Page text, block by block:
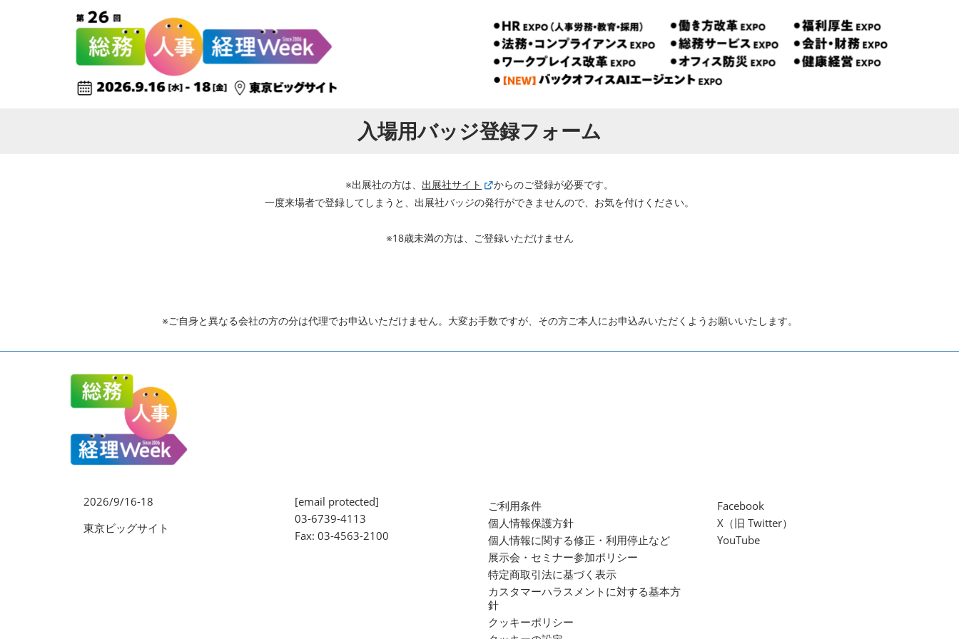
入場用バッジ登録フォーム
※出展社の方は、 出展社サイト
からのご登録が必要です。
一度来場者で登録してしまうと、出展社バッジの発行ができませんので、お気を付けください。
※18歳未満の方は、ご登録いただけません
※ご自身と異なる会社の方の分は代理でお申込いただけません。大変お手数ですが、その方ご本人にお申込みいただくようお願いいたします。
2026/9/16-18
東京ビッグサイト
[email protected]
03-6739-4113
Fax: 03-4563-2100
ご利用条件
個人情報保護方針
個人情報に関する修正・利用停止など
展示会・セミナー参加ポリシー
特定商取引法に基づく表示
カスタマーハラスメントに対する基本方
針
クッキーポリシー
Facebook
X（旧 Twitter）
YouTube